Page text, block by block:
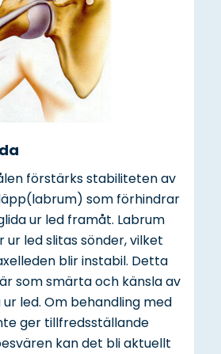
förstärks stabiliteten av
som förhindrar
ur led framåt. Labrum
ur led slitas sönder, vilket
blir instabil. Detta
som smärta och känsla av
led. Om behandling med
ger tillfredsställande
kan det bli aktuellt